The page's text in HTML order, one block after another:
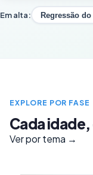
Em alta: Regressão
EXPLORE POR FASE
Cada
Ver por tema →